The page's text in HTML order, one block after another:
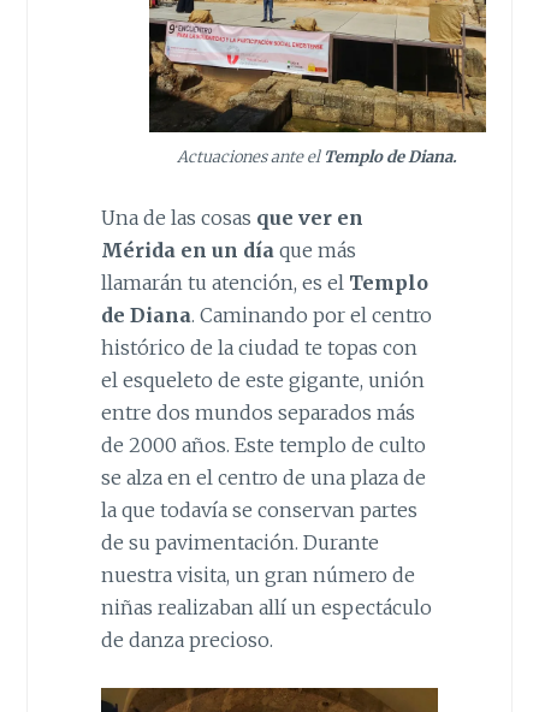
Actuaciones ante elTemplo de Diana.
Una de las cosas que ver en
Mérida en un día que más
llamarán tu atención, es el Templo
de Diana. Caminando por el centro
histórico de la ciudad te topas con
el esqueleto de este gigante, unión
entre dos mundos separados más
de 2000 años. Este templo de culto
se alza en el centro de una plaza de
la que todavía se conservan partes
de su pavimentación. Durante
nuestra visita, un gran número de
niñas realizaban allí un espectáculo
de danza precioso.